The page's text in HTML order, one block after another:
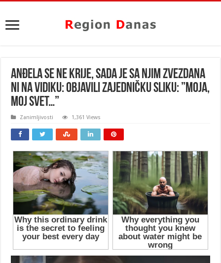
ANĐELA SE NE KRIJE, SADA JE SA NJIM ZVEZDANA
NI NA VIDIKU: Objavili zajedničku sliku: ”Moja,
moj svet…”
Zanimljivosti 1,361 Views